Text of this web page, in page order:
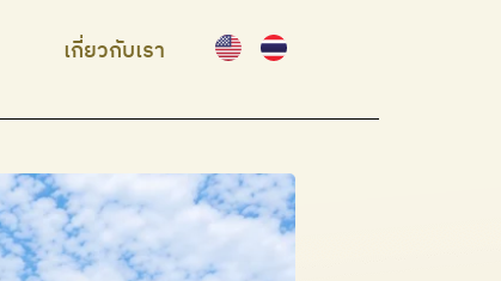
เกี่ยวกับเรา